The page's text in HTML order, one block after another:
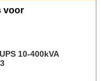
voor
10-400kVA